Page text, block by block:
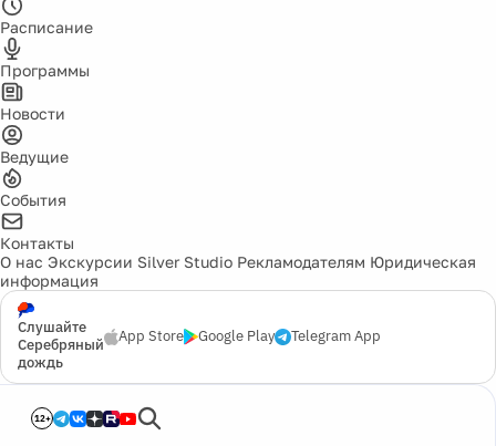
Расписание
Программы
Новости
Ведущие
События
Контакты
О нас Экскурсии Silver Studio Рекламодателям Юридическая
информация
Слушайте
Серебряный
дождь
App Store Google Play Telegram App
12+